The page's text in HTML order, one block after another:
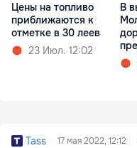
Цены на топливо
приближаются к
отметке в 30 леев
23 Июл. 12:02
В
Tass 17 мая 2022, 12:12